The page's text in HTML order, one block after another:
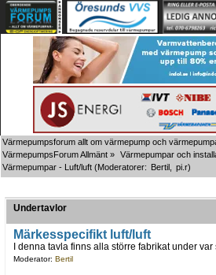
Värmepumpsforum allt om värmepump och
VärmepumpsForum Allmänt » Värmepumpar och
Värmepumpar - Luft/luft (Moderatorer: Bertil pi.r)
Undertavlor
Märkesspecifikt luft/luft
I denna tavla finns alla större fabrikat under var
Moderator: Bertil